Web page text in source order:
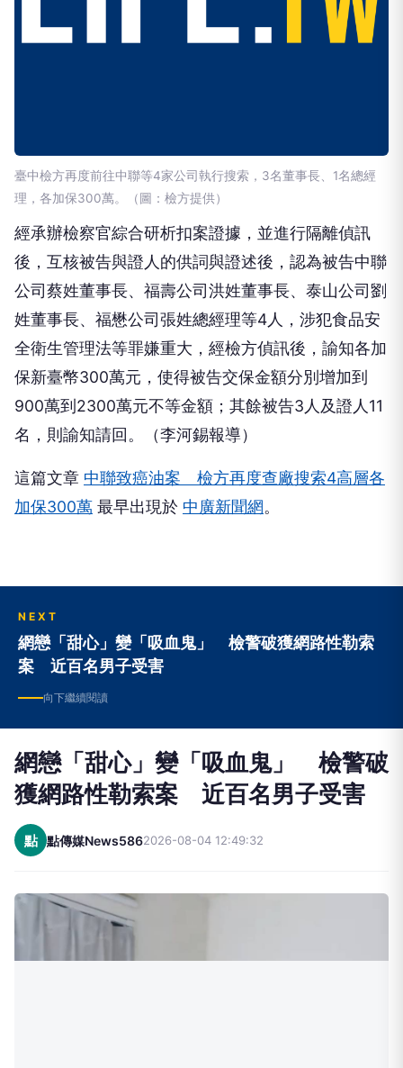
臺中檢方再度前往中聯等4家公司執行搜索，3名董事長、1名總經
理，各加保300萬。（圖：檢方提供）
經承辦檢察官綜合研析扣案證據，並進行隔離偵訊
後，互核被告與證人的供詞與證述後，認為被告中聯
公司蔡姓董事長、福壽公司洪姓董事長、泰山公司劉
姓董事長、福懋公司張姓總經理等4人，涉犯食品安
全衛生管理法等罪嫌重大，經檢方偵訊後，諭知各加
保新臺幣300萬元，使得被告交保金額分別增加到
900萬到2300萬元不等金額；其餘被告3人及證人11
名，則諭知請回。（李河錫報導）
這篇文章 中聯致癌油案 檢方再度查廠搜索4高層各
加保300萬 最早出現於 中廣新聞網。
NEXT
網戀「甜心」變「吸血鬼」 檢警破獲網路性勒索
案 近百名男子受害
向下繼續閱讀
網戀「甜心」變「吸血鬼」 檢警破
獲網路性勒索案 近百名男子受害
點 點傳媒News5862026-08-04 12:49:32